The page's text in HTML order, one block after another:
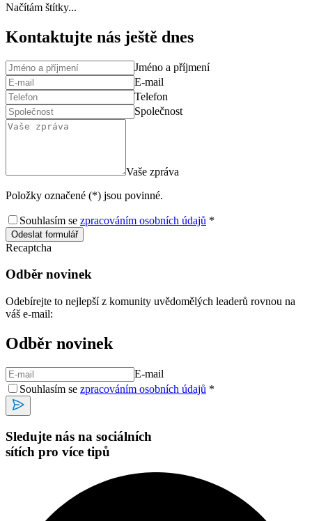
Načítám štítky...
Kontaktujte nás ještě dnes
Jméno a příjmení
E-mail
Telefon
Společnost
Vaše zpráva
Položky označené (*) jsou povinné.
Souhlasím se zpracováním osobních údajů *
Odeslat formulář
Recaptcha
Odběr novinek
Odebírejte to nejlepší z komunity uvědomělých leaderů rovnou na
váš e-mail:
Odběr novinek
E-mail
Souhlasím se zpracováním osobních údajů *
Sledujte nás na sociálních
sítích pro více tipů